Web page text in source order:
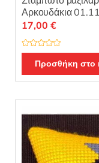
Αρκουδάκια
Β
μ
ο
θ
17,00 €
Προσθήκη στο